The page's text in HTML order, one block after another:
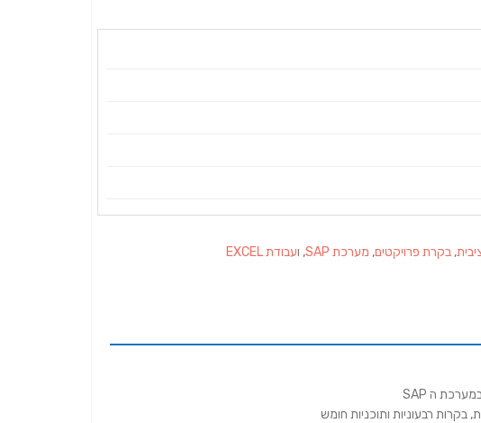
,בקרת פרויקטים, מערכת SAP , ועבודת EXCEL
בקרות רבעוניות ותוכניות חומש